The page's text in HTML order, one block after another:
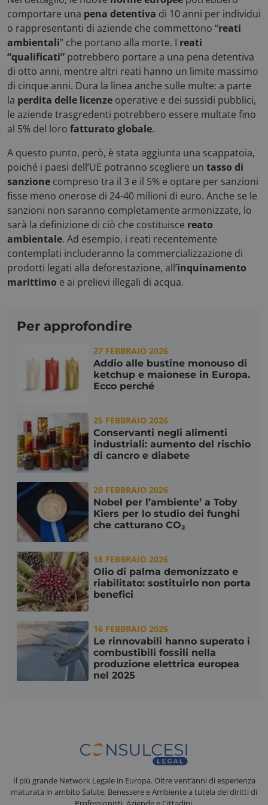
comportare una pena detentiva di 10 anni per individui
o rappresentanti di aziende che commettono “reati
ambientali” che portano alla morte. I reati
“qualificati” potrebbero portare a una pena detentiva
di otto anni, mentre altri reati hanno un limite massimo
di cinque anni. Dura la linea anche sulle multe: a parte
la perdita delle licenze operative e dei sussidi pubblici,
le aziende trasgredenti potrebbero essere multate fino
al 5% del loro fatturato globale.
A questo punto, però, è stata aggiunta una scappatoia,
poiché i paesi dell’UE potranno scegliere un tasso di
sanzione compreso tra il 3 e il 5% e optare per sanzioni
fisse meno onerose di 24-40 milioni di euro. Anche se le
sanzioni non saranno completamente armonizzate, lo
sarà la definizione di ciò che costituisce reato
ambientale. Ad esempio, i reati recentemente
contemplati includeranno la commercializzazione di
prodotti legati alla deforestazione, all’inquinamento
marittimo e ai prelievi illegali di acqua.
Per approfondire
27 FEBBRAIO 2026
Addio alle bustine monouso di
ketchup e maionese in Europa.
Ecco perché
25 FEBBRAIO 2026
Conservanti negli alimenti
industriali: aumento del rischio
di cancro e diabete
20 FEBBRAIO 2026
Nobel per l’ambiente’ a Toby
Kiers per lo studio dei funghi
che catturano CO₂
18 FEBBRAIO 2026
Olio di palma demonizzato e
riabilitato: sostituirlo non porta
benefici
16 FEBBRAIO 2026
Le rinnovabili hanno superato i
combustibili fossili nella
produzione elettrica europea
nel 2025
Il più grande Network Legale in Europa. Oltre vent’anni di esperienza
maturata in ambito Salute, Benessere e Ambiente a tutela dei diritti di
Necessari Statistici
Marketing
Preferenze
I cookie necessari contribuiscono a rendere fruibile
il sito web abilitandone funzionalità di base quali la
navigazione sulle pagine e l'accesso alle aree
protette del sito. Il sito web non è in grado di
funzionare correttamente senza questi cookie.
x-ms-cpim-csrf
Microsoft
.access.consulcesi.it
__cf_bm
Cloudflare Inc.
_ga
Google Privacy Policy